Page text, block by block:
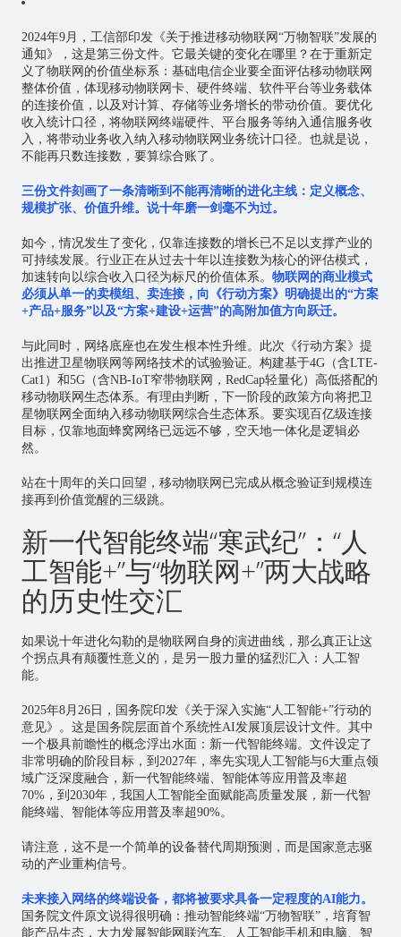
2024年9月，工信部印发《关于推进移动物联网“万物智联”发展的
通知》，这是第三份文件。它最关键的变化在哪里？在于重新定
义了物联网的价值坐标系：基础电信企业要全面评估移动物联网
整体价值，体现移动物联网卡、硬件终端、软件平台等业务载体
的连接价值，以及对计算、存储等业务增长的带动价值。要优化
收入统计口径，将物联网终端硬件、平台服务等纳入通信服务收
入，将带动业务收入纳入移动物联网业务统计口径。也就是说，
不能再只数连接数，要算综合账了。
三份文件刻画了一条清晰到不能再清晰的进化主线：定义概念、
规模扩张、价值升维。说十年磨一剑毫不为过。
如今，情况发生了变化，仅靠连接数的增长已不足以支撑产业的
可持续发展。行业正在从过去十年以连接数为核心的评估模式，
加速转向以综合收入口径为标尺的价值体系。 物联网的商业模式
必须从单一的卖模组、卖连接，向《行动方案》明确提出的“方案
+产品+服务”以及“方案+建设+运营”的高附加值方向跃迁。
与此同时，网络底座也在发生根本性升维。此次《行动方案》提
出推进卫星物联网等网络技术的试验验证。构建基于4G（含LTE-
Cat1）和5G（含NB-IoT窄带物联网，RedCap轻量化）高低搭配的
移动物联网生态体系。有理由判断，下一阶段的政策方向将把卫
星物联网全面纳入移动物联网综合生态体系。要实现百亿级连接
目标，仅靠地面蜂窝网络已远远不够，空天地一体化是逻辑必
然。
站在十周年的关口回望，移动物联网已完成从概念验证到规模连
接再到价值觉醒的三级跳。
新一代智能终端“寒武纪”：“人
工智能+”与“物联网+”两大战略
的历史性交汇
如果说十年进化勾勒的是物联网自身的演进曲线，那么真正让这
个拐点具有颠覆性意义的，是另一股力量的猛烈汇入：人工智
能。
2025年8月26日，国务院印发《关于深入实施“人工智能+”行动的
意见》。这是国务院层面首个系统性AI发展顶层设计文件。其中
一个极具前瞻性的概念浮出水面：新一代智能终端。文件设定了
非常明确的阶段目标，到2027年，率先实现人工智能与6大重点领
域广泛深度融合，新一代智能终端、智能体等应用普及率超
70%，到2030年，我国人工智能全面赋能高质量发展，新一代智
能终端、智能体等应用普及率超90%。
请注意，这不是一个简单的设备替代周期预测，而是国家意志驱
动的产业重构信号。
未来接入网络的终端设备，都将被要求具备一定程度的AI能力。
国务院文件原文说得很明确：推动智能终端“万物智联”，培育智
能产品生态，大力发展智能网联汽车、人工智能手机和电脑、智